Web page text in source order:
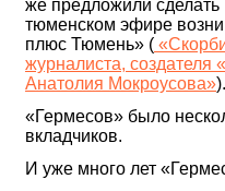
же предложили сделать
тюменском эфире
плюс Тюмень» (
журналиста, создателя
Анатолия Мокроусова»).
«Гермесов» было
вкладчиков.
И уже много лет